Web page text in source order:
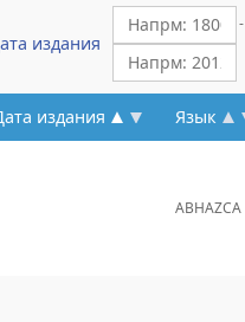
издания
-
издания Язык
ABHAZCA